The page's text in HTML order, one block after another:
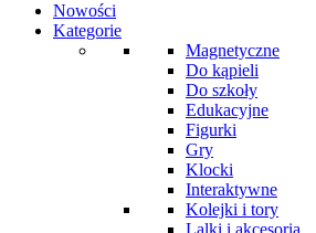
Nowości
Kategorie
Magnetyczne
Do kąpieli
Do szkoły
Edukacyjne
Figurki
Gry
Klocki
Interaktywne
Kolejki i tory
Lalki i akcesoria